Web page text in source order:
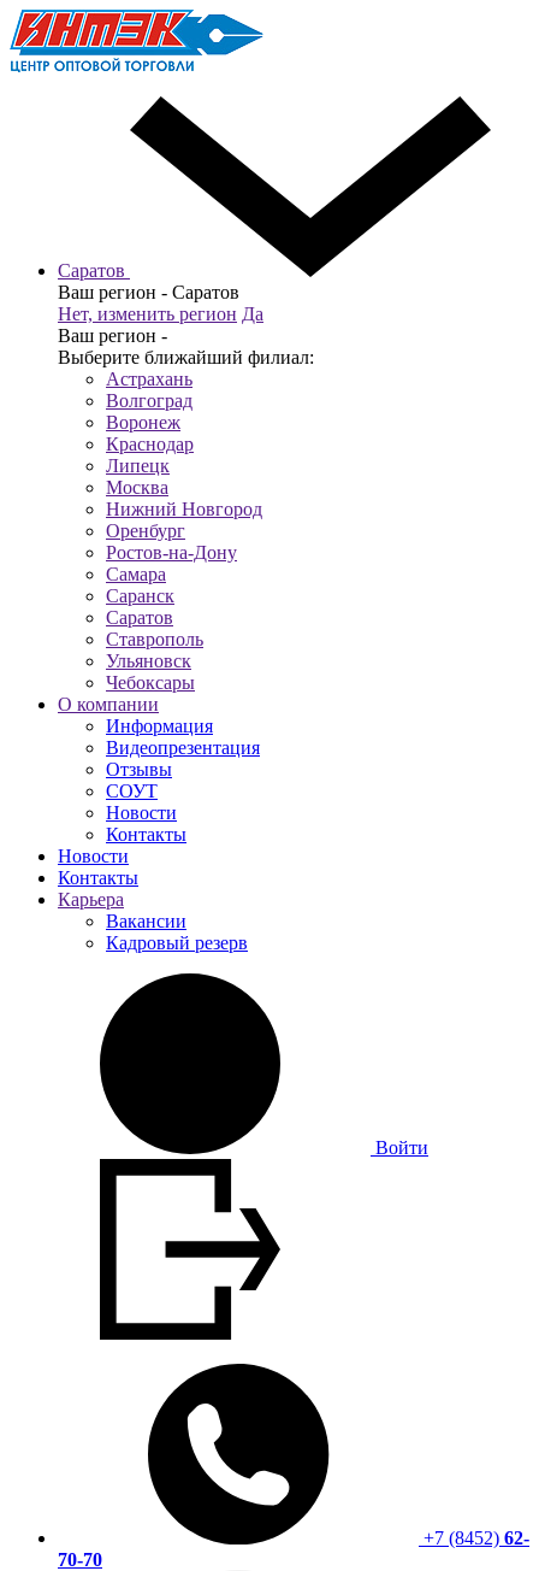
Саратов
Ваш регион - Саратов
Нет, изменить регион Да
Ваш регион -
Выберите ближайший филиал:
Астрахань
Волгоград
Воронеж
Краснодар
Липецк
Москва
Нижний Новгород
Оренбург
Ростов-на-Дону
Самара
Саранск
Саратов
Ставрополь
Ульяновск
Чебоксары
О компании
Информация
Видеопрезентация
Отзывы
СОУТ
Новости
Контакты
Новости
Контакты
Карьера
Вакансии
Кадровый резерв
Войти
+7 (8452) 62-
70-70